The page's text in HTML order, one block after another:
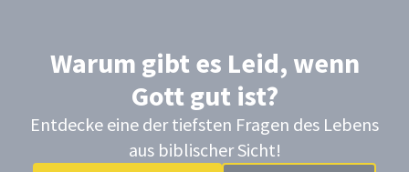
Warum gibt es Leid, wenn
Gott gut ist?
Entdecke eine der tiefsten Fragen des Lebens
aus biblischer Sicht!